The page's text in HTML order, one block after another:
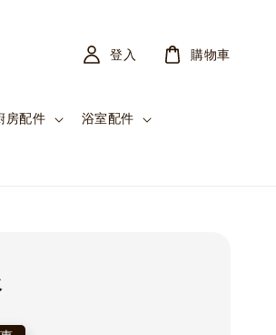
房配件 浴室配件
登入 購物車